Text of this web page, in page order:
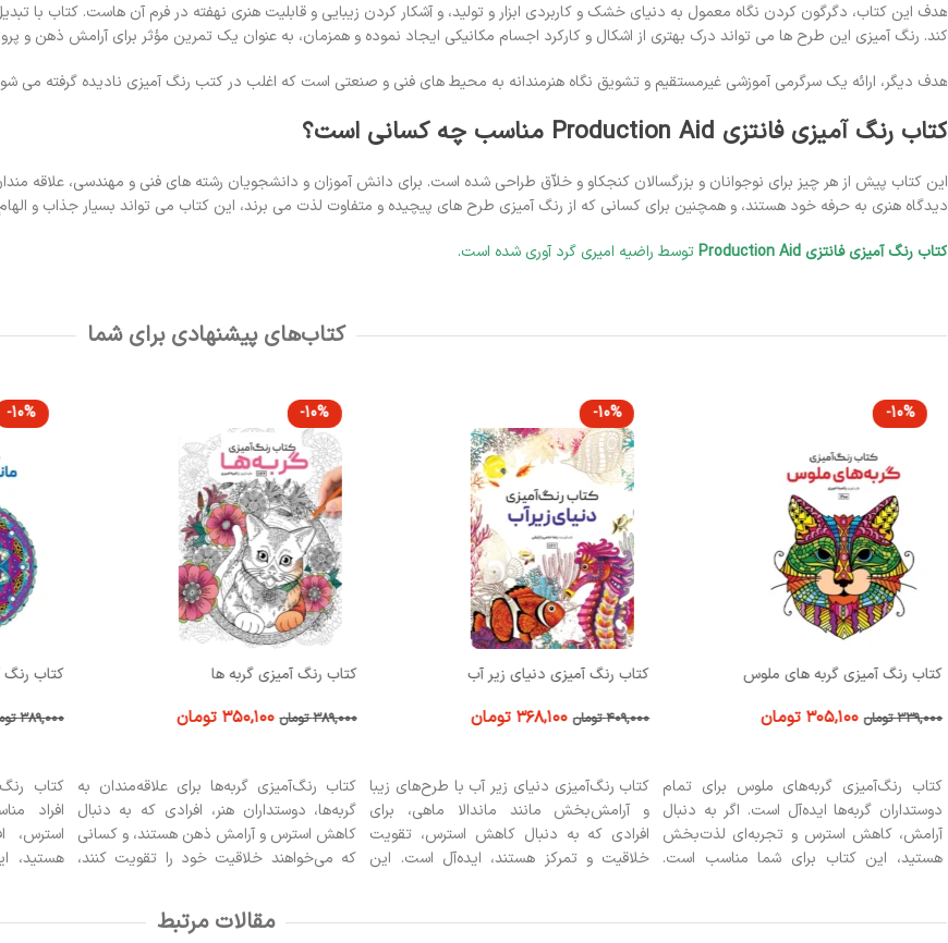
هدف این کتاب، دگرگون کردن نگاه معمول به دنیای خشک و کاربردی ابزار و تولید، و آشکار کردن زیبایی و قابلیت هنری نهفته در فرم آن هاست. کتاب با
کند. رنگ آمیزی این طرح ها می تواند درک بهتری از اشکال و کارکرد اجسام مکانیکی ایجاد نموده و همزمان، به عنوان یک تمرین مؤثر برای آرامش ذهن و
هدف دیگر، ارائه یک سرگرمی آموزشی غیرمستقیم و تشویق نگاه هنرمندانه به محیط های فنی و صنعتی است که اغلب در کتب رنگ آمیزی نادیده گرفته می
کتاب رنگ آمیزی فانتزی Production Aid مناسب چه کسانی است؟
این کتاب پیش از هر چیز برای نوجوانان و بزرگسالان کنجکاو و خلاّق طراحی شده است. برای دانش آموزان و دانشجویان رشته های فنی و مهندسی، علاقه
دیدگاه هنری به حرفه خود هستند، و همچنین برای کسانی که از رنگ آمیزی طرح های پیچیده و متفاوت لذت می برند، این کتاب می تواند بسیار جذاب و
کتاب رنگ آمیزی فانتزی Production Aid
توسط راضیه امیری گرد آوری شده است.
کتاب‌های پیشنهادی برای شما
-10%
کتاب رنگ آمیزی گربه های ملوس
۳۳۹,۰۰۰ تومان ۳۰۵,۱۰۰ تومان
کتاب رنگ‌آمیزی گربه‌های ملوس برای تمام
دوستداران گربه‌ها ایده‌آل است. اگر به دنبال
آرامش، کاهش استرس و تجربه‌ای لذت‌بخش
هستید، این کتاب برای شما مناسب است.
خود را تقویت کرده و لحظات آرامش‌بخشی را
-10%
کتاب رنگ آمیزی دنیای زیر آب
۴۰۹,۰۰۰ تومان ۳۶۸,۱۰۰ تومان
کتاب رنگ‌آمیزی دنیای زیر آب با طرح‌های زیبا
و آرامش‌بخش مانند ماندالا ماهی، برای
افرادی که به دنبال کاهش استرس، تقویت
خلاقیت و تمرکز هستند، ایده‌آل است. این
به هنر رنگ‌آمیزی و دنیای طبیعی دریا
-10%
کتاب رنگ آمیزی گربه ها
۳۸۹,۰۰۰ تومان ۳۵۰,۱۰۰ تومان
کتاب رنگ‌آمیزی گربه‌ها برای علاقه‌مندان به
گربه‌ها، دوستداران هنر، افرادی که به دنبال
کاهش استرس و آرامش ذهن هستند، و کسانی
که می‌خواهند خلاقیت خود را تقویت کنند،
که از رنگ‌آمیزی و طراحی لذت می‌برند،
می‌توانند تجربه‌ای الهام‌بخش و آرامش‌بخش
-10%
کتاب رنگ
۳۸۹,۰۰۰
کتاب
افراد
استرس،
هستید،
آرامش
مقالات مرتبط